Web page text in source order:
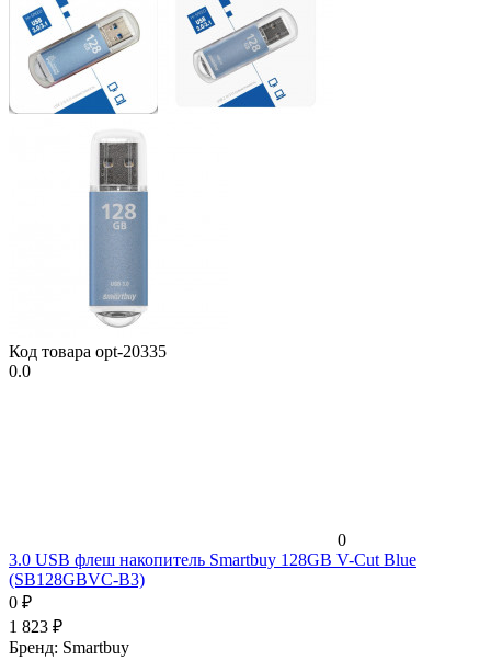
Код товара opt-20335
0.0
0
3.0 USB флеш накопитель Smartbuy 128GB V-Cut Blue
(SB128GBVC-B3)
0 ₽
1 823 ₽
Бренд: Smartbuy